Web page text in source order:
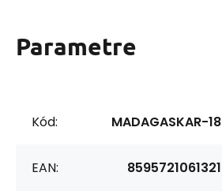
Parametre
Kód: MADAGASKAR-18
EAN: 8595721061321